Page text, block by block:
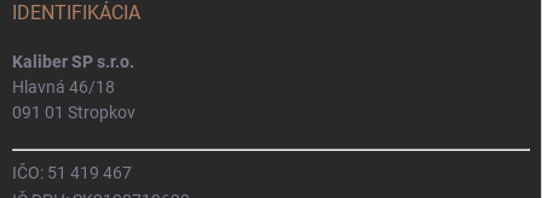
IDENTIFIKÁCIA
Kaliber SP s.r.o.
Hlavná 46/18
091 01 Stropkov
IČO: 51 419 467